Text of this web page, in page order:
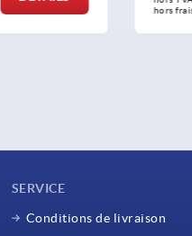
hors
SERVICE
Conditions de livraison